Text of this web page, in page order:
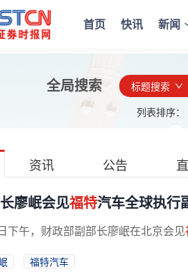
首页 快讯 新闻
全局搜索 标题搜索
列表排序：
资讯 公告
廖岷会见福特汽车全球执行
下午，财政部副部长廖岷在北京会见
福特汽车